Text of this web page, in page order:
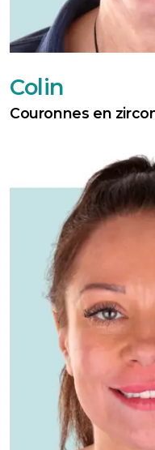
Colin
Couronnes en